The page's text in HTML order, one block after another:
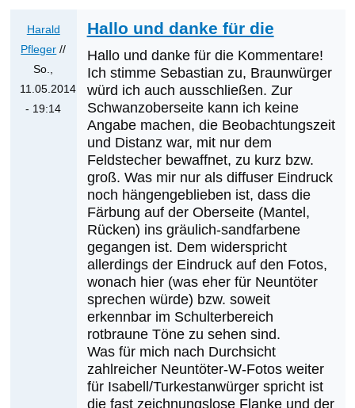
Harald
Pfleger //
So.,
11.05.2014
- 19:14
Hallo und danke für die
Hallo und danke für die Kommentare!
Ich stimme Sebastian zu, Braunwürger
würd ich auch ausschließen. Zur
Schwanzoberseite kann ich keine
Angabe machen, die Beobachtungszeit
und Distanz war, mit nur dem
Feldstecher bewaffnet, zu kurz bzw.
groß. Was mir nur als diffuser Eindruck
noch hängengeblieben ist, dass die
Färbung auf der Oberseite (Mantel,
Rücken) ins gräulich-sandfarbene
gegangen ist. Dem widerspricht
allerdings der Eindruck auf den Fotos,
wonach hier (was eher für Neuntöter
sprechen würde) bzw. soweit
erkennbar im Schulterbereich
rotbraune Töne zu sehen sind.
Was für mich nach Durchsicht
zahlreicher Neuntöter-W-Fotos weiter
für Isabell/Turkestanwürger spricht ist
die fast zeichnungslose Flanke und der